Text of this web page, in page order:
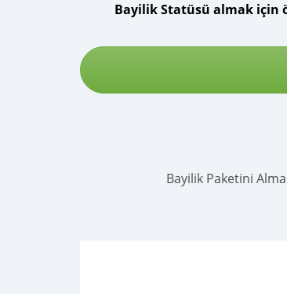
Bayilik Statüsü almak için
Bayilik Paketini